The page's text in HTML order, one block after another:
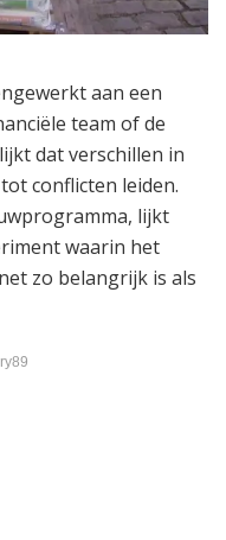
aan een
team of de
dat verschillen in
conflicten leiden.
lijkt
waarin het
net zo belangrijk is als